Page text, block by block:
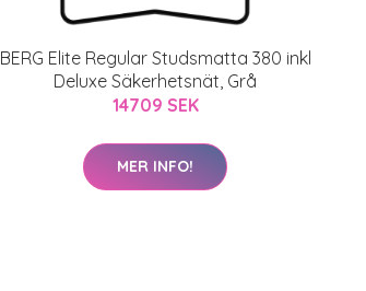
BERG Elite Regular Studsmatta 380 inkl
Deluxe Säkerhetsnät, Grå
14709 SEK
MER INFO!